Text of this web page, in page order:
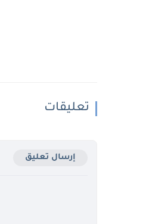
تعليقات
إرسال تعليق